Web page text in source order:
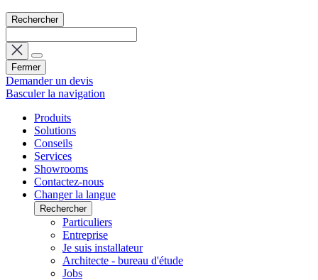
Rechercher
Fermer
Demander un devis
Basculer la navigation
Produits
Solutions
Conseils
Services
Showrooms
Contactez-nous
Changer la langue
Rechercher
Particuliers
Entreprise
Je suis installateur
Architecte - bureau d'étude
Jobs